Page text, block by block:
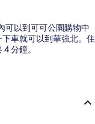
可以到可可公園購物中
車就可以到華強北。住
分鐘。